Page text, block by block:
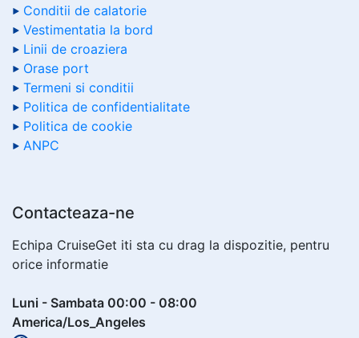
Conditii de calatorie
Vestimentatia la bord
Linii de croaziera
Orase port
Termeni si conditii
Politica de confidentialitate
Politica de cookie
ANPC
Contacteaza-ne
Echipa CruiseGet iti sta cu drag la dispozitie, pentru
orice informatie
Luni - Sambata 00:00 - 08:00
America/Los_Angeles